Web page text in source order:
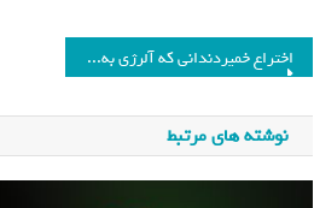
اختراع خمیردندانی که آلرژی به بادام زمینی را درمان می کند
نوشته های مرتبط